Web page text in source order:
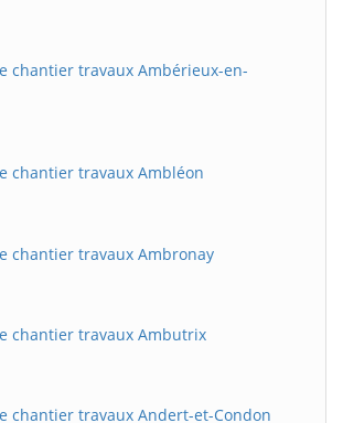
chantier travaux Ambérieux-en-
chantier travaux Ambléon
chantier travaux Ambronay
chantier travaux Ambutrix
chantier travaux Andert-et-Condon